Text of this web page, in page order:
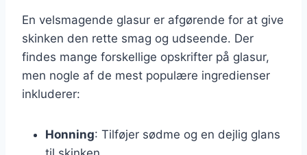
En velsmagende glasur er afgørende for at give
skinken den rette smag og udseende. Der
findes mange forskellige opskrifter på glasur,
men nogle af de mest populære ingredienser
inkluderer:
Honning: Tilføjer sødme og en dejlig glans